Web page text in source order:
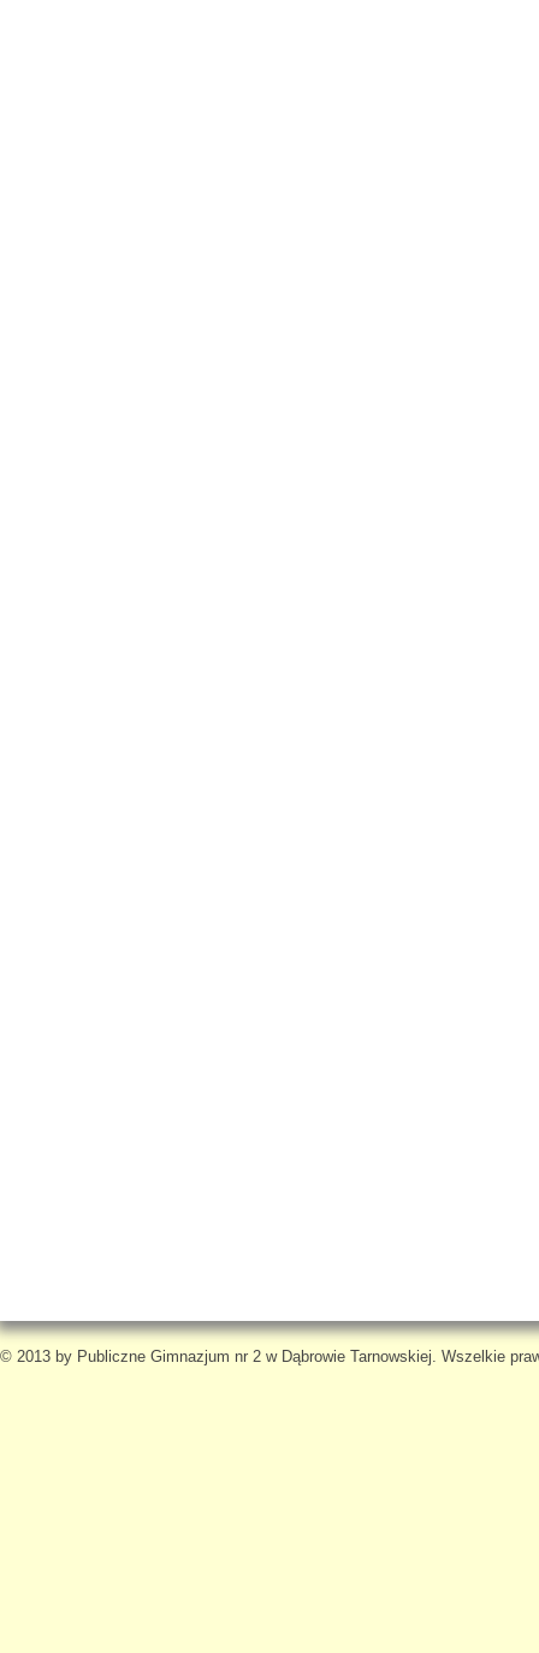
© 2013 by Publiczne Gimnazjum nr 2 w Dąbrowie Tarnowskiej. Wszelkie